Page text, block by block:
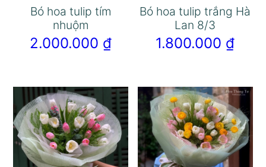
Bó hoa tulip tím
nhuộm
2.000.000 ₫
Bó hoa tulip trắng Hà
Lan 8/3
1.800.000 ₫